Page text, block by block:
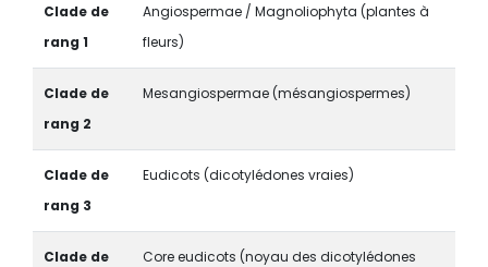
Clade de
rang 1
Angiospermae / Magnoliophyta (plantes à
fleurs)
Clade de
rang 2
Mesangiospermae (mésangiospermes)
Clade de
rang 3
Eudicots (dicotylédones vraies)
Clade de
Core eudicots (noyau des dicotylédones